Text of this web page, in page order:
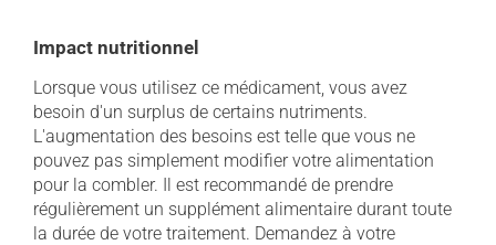
Impact nutritionnel
Lorsque vous utilisez ce médicament, vous avez
besoin d'un surplus de certains nutriments.
L'augmentation des besoins est telle que vous ne
pouvez pas simplement modifier votre alimentation
pour la combler. Il est recommandé de prendre
régulièrement un supplément alimentaire durant toute
la durée de votre traitement. Demandez à votre